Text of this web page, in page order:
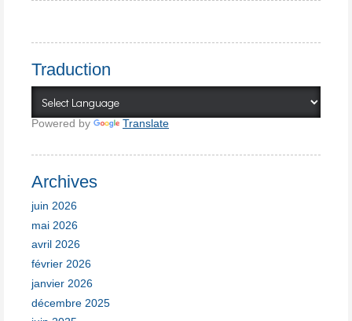
Traduction
Powered by Translate
Archives
juin 2026
mai 2026
avril 2026
février 2026
janvier 2026
décembre 2025